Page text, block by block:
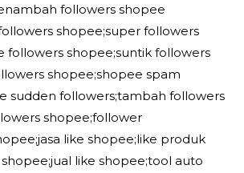
followers shopee
shopee;super followers
followers shopee;suntik followers
shopee;shopee spam
sudden followers;tambah followers
shopee;follower
like shopee;like produk
like shopee;tool auto